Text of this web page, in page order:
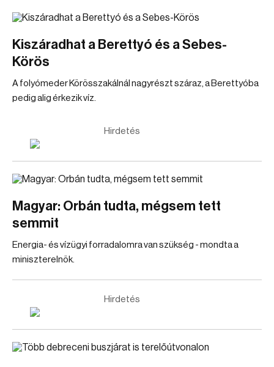
Kiszáradhat a Berettyó és a Sebes-
Körös
A folyómeder Körösszakálnál nagyrészt száraz, a Berettyóba
pedig alig érkezik víz.
Hirdetés
Magyar: Orbán tudta, mégsem tett
semmit
Energia- és vízügyi forradalomra van szükség - mondta a
miniszterelnök.
Hirdetés